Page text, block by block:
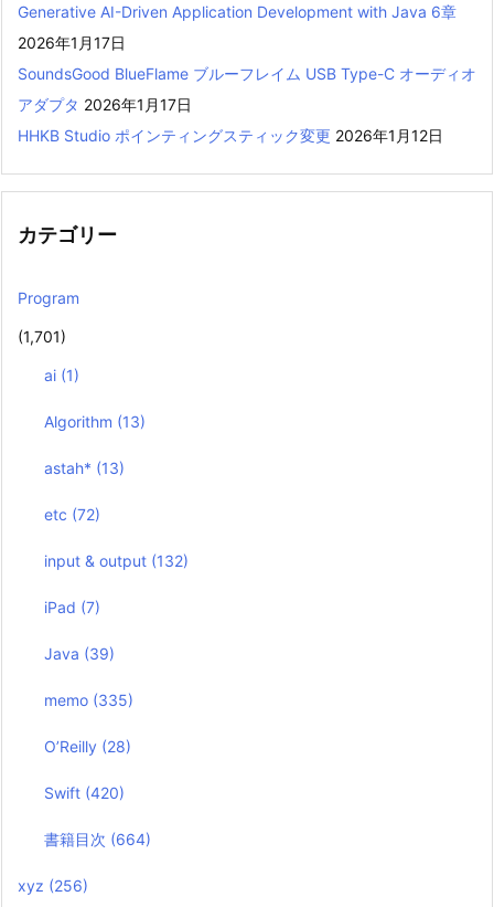
Generative AI-Driven Application Development with Java 6章
2026年1月17日
SoundsGood BlueFlame ブルーフレイム USB Type-C オーディオ
アダプタ 2026年1月17日
HHKB Studio ポインティングスティック変更 2026年1月12日
カテゴリー
Program
(1,701)
ai (1)
Algorithm (13)
astah* (13)
etc (72)
input & output (132)
iPad (7)
Java (39)
memo (335)
O’Reilly (28)
Swift (420)
書籍目次 (664)
xyz (256)